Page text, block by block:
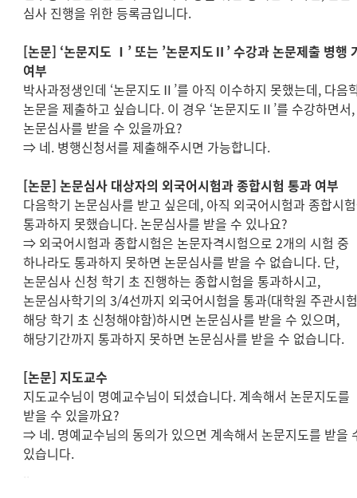
심사 진행을 위한 등록금입니다.
[논문] ‘논문지도 Ⅰ ’또는 ’논문지도 Ⅱ ’수강과 논문제출 병행
여부
박사과정생인데 ‘논문지도 Ⅱ ’를 아직 이수하지 못했는데, 다음
논문을 제출하고 싶습니다. 이 경우 ‘논문지도 Ⅱ ’를 수강하면서,
논문심사를 받을 수 있을까요?
⇒ 네. 병행신청서를 제출해주시면 가능합니다.
[논문]논문심사 대상자의 외국어시험과 종합시험 통과 여부
다음학기 논문심사를 받고 싶은데, 아직 외국어시험과 종합시
통과하지 못했습니다.논문심사를 받을 수 있나요?
⇒ 외국어시험과 종합시험은 논문자격시험으로2개의 시험 중
하나라도 통과하지 못하면 논문심사를 받을 수 없습니다. 단,
논문심사 신청 학기 초 진행하는 종합시험을 통과하시고,
논문심사학기의3/4선까지 외국어시험을 통과(대학원 주관시
해당 학기 초 신청해야함)하시면 논문심사를 받을 수 있으며,
해당기간까지 통과하지 못하면 논문심사를 받을 수 없습니다.
[논문]지도교수
지도교수님이 명예교수님이 되셨습니다. 계속해서 논문지도를
받을 수 있을까요?
⇒ 네. 명예교수님의 동의가 있으면 계속해서 논문지도를 받을
있습니다.